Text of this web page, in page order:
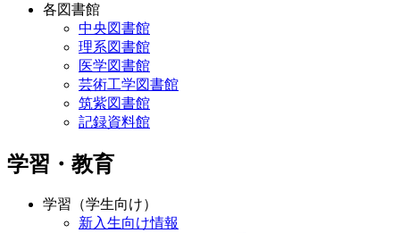
各図書館
中央図書館
理系図書館
医学図書館
芸術工学図書館
筑紫図書館
記録資料館
学習・教育
学習（学生向け）
新入生向け情報